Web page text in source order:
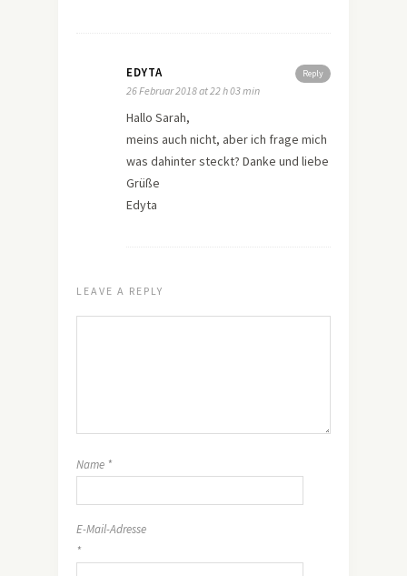
Reply
EDYTA
26 Februar 2018 at 22 h 03 min
Hallo Sarah,
meins auch nicht, aber ich frage mich
was dahinter steckt? Danke und liebe
Grüße
Edyta
LEAVE A REPLY
Name *
E-Mail-Adresse
*